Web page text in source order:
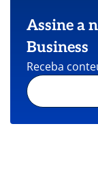
Assine a
Business
Receba